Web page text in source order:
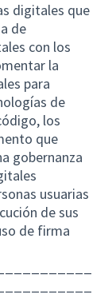
digitales que
de
con los
la
para
de
los
que
gobernanza
usuarias
de sus
de firma